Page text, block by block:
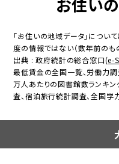
お住い
「お住いの地域データ」につい
度の情報ではない（数年前のも
出典 : 政府統計の総合窓口(e-
最低賃金の全国一覧、労働力
万人あたりの図書館数ランキン
査、宿泊旅行統計調査、全国学